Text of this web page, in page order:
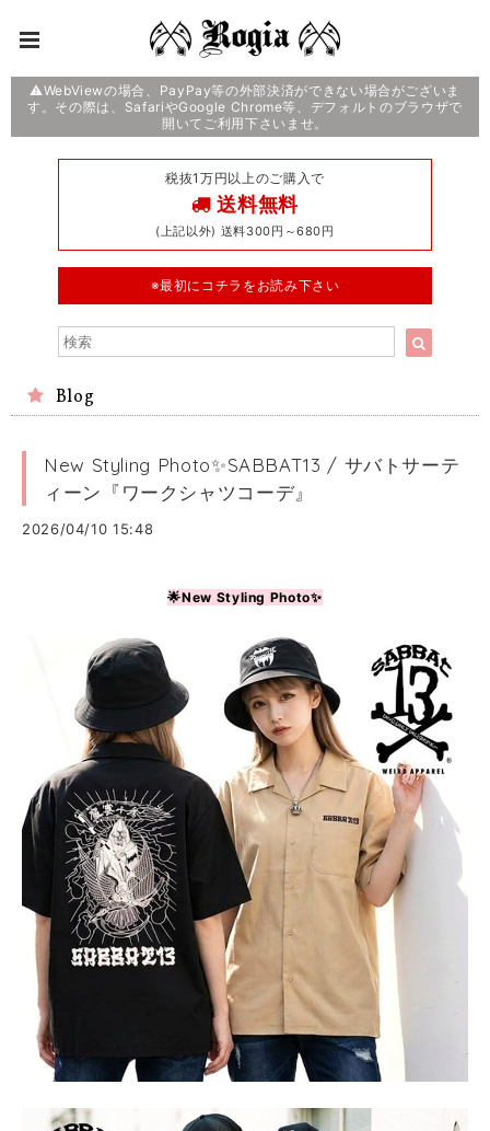
⚠️WebViewの場合、PayPay等の外部決済ができない場合がございま
す。その際は、SafariやGoogle Chrome等、デフォルトのブラウザで
開いてご利用下さいませ。
税抜1万円以上のご購入で
送料無料
(上記以外) 送料300円～680円
※最初にコチラをお読み下さい
Blog
New Styling Photo✨SABBAT13 / サバトサーテ
ィーン『ワークシャツコーデ』
2026/04/10 15:48
🌟New Styling Photo✨